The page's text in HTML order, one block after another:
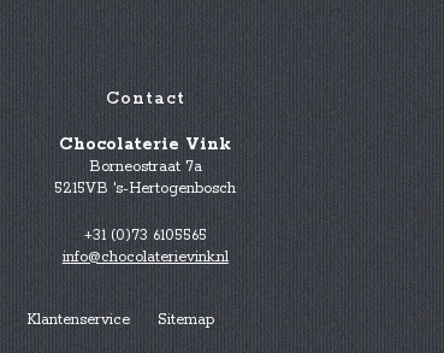
Contact
Chocolaterie Vink
Borneostraat 7a
5215VB 's-Hertogenbosch
+31 (0)73 6105565
info@chocolaterievink.nl
Klantenservice Sitemap